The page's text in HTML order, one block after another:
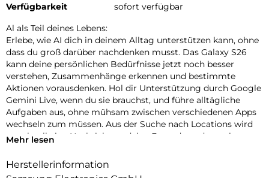
Verfügbarkeit
sofort verfügbar
Al als Teil deines Lebens:
Erlebe, wie AI dich in deinem Alltag unterstützen kann, ohne
dass du groß darüber nachdenken musst. Das Galaxy S26
kann deine persönlichen Bedürfnisse jetzt noch besser
verstehen, Zusammenhänge erkennen und bestimmte
Aktionen vorausdenken. Hol dir Unterstützung durch Google
Gemini Live, wenn du sie brauchst, und führe alltägliche
Aufgaben aus, ohne mühsam zwischen verschiedenen Apps
wechseln zum müssen. Aus der Suche nach Locations wird
so schnell eine Nachricht an deine Freunde und aus einer
Nutze auch Circle to Search mit Google, um schnell die
Mehr lesen
Herstellerinformation